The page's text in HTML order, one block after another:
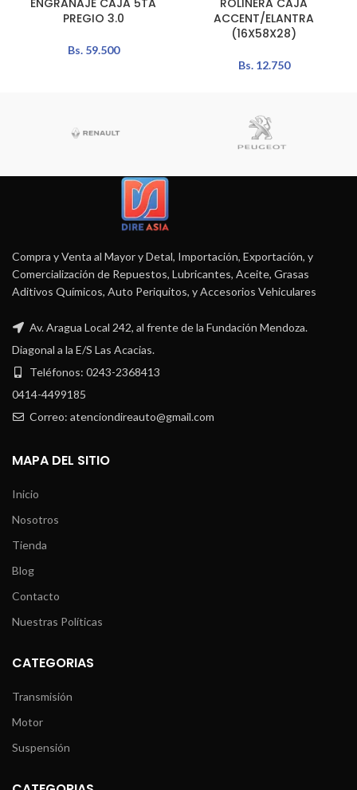
PREGIO 3.0
Bs.59.500
ACCENT/ELANTRA
(16X58X28)
Bs.12.750
Compra y Venta al Mayor y Detal, Importación, Exportación, y
Comercialización de Repuestos, Lubricantes, Aceite, Grasas
Aditivos Químicos, Auto Periquitos, y Accesorios Vehiculares
Av. Aragua Local 242, al frente de la Fundación Mendoza.
Diagonal a la E/S Las Acacias.
Teléfonos: 0243-2368413
0414-4499185
Correo: atenciondireauto@gmail.com
MAPA DEL SITIO
Inicio
Nosotros
Tienda
Blog
Contacto
Nuestras Políticas
CATEGORIAS
Transmisión
Motor
Suspensión